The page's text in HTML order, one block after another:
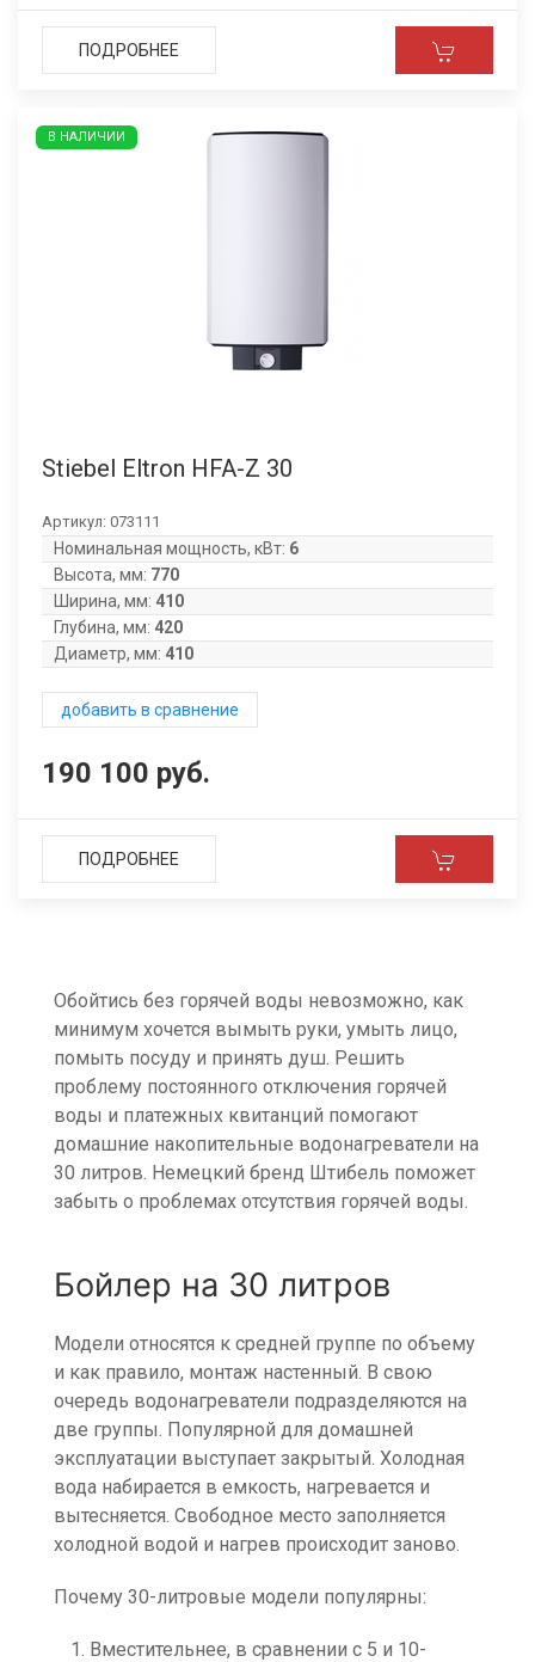
ПОДРОБНЕЕ
Stiebel Eltron HFA-Z 30
Артикул: 073111
Номинальная мощность, кВт: 6
Высота, мм: 770
Ширина, мм: 410
Глубина, мм: 420
Диаметр, мм: 410
добавить в сравнение
190 100 руб.
В НАЛИЧИИ
ПОДРОБНЕЕ
Обойтись без горячей воды невозможно, как
минимум хочется вымыть руки, умыть лицо,
помыть посуду и принять душ. Решить
проблему постоянного отключения горячей
воды и платежных квитанций помогают
домашние накопительные водонагреватели на
30 литров. Немецкий бренд Штибель поможет
забыть о проблемах отсутствия горячей воды.
Бойлер на 30 литров
Модели относятся к средней группе по объему
и как правило, монтаж настенный. В свою
очередь водонагреватели подразделяются на
две группы. Популярной для домашней
эксплуатации выступает закрытый. Холодная
вода набирается в емкость, нагревается и
вытесняется. Свободное место заполняется
холодной водой и нагрев происходит заново.
Почему 30-литровые модели популярны:
Вместительнее, в сравнении с 5 и 10-